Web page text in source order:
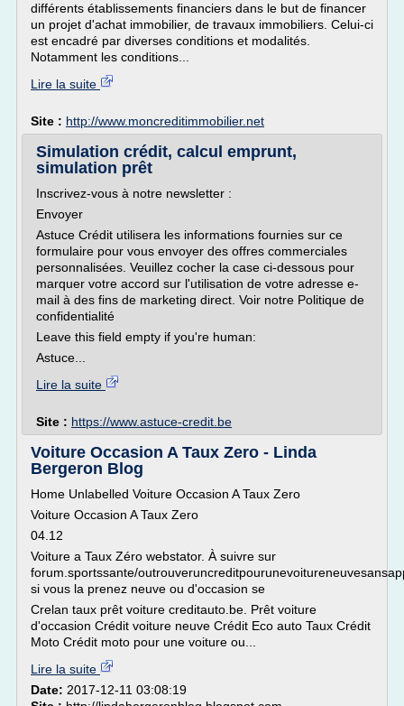
différents établissements financiers dans le but de financer
un projet d'achat immobilier, de travaux immobiliers. Celui-ci
est encadré par diverses conditions et modalités.
Notamment les conditions...
Lire la suite
Site : http://www.moncreditimmobilier.net
Simulation crédit, calcul emprunt,
simulation prêt
Inscrivez-vous à notre newsletter :
Envoyer
Astuce Crédit utilisera les informations fournies sur ce
formulaire pour vous envoyer des offres commerciales
personnalisées. Veuillez cocher la case ci-dessous pour
marquer votre accord sur l'utilisation de votre adresse e-
mail à des fins de marketing direct. Voir notre Politique de
confidentialité
Leave this field empty if you're human:
Astuce...
Lire la suite
Site : https://www.astuce-credit.be
Voiture Occasion A Taux Zero - Linda
Bergeron Blog
Home Unlabelled Voiture Occasion A Taux Zero
Voiture Occasion A Taux Zero
04.12
Voiture a Taux Zéro webstator. À suivre sur
forum.sportssante/
si vous la prenez neuve ou d'occasion se
Crelan taux prêt voiture creditauto.be. Prêt voiture
d'occasion Crédit voiture neuve Crédit Eco auto Taux Crédit
Moto Crédit moto pour une voiture ou...
Lire la suite
Date: 2017-12-11 03:08:19